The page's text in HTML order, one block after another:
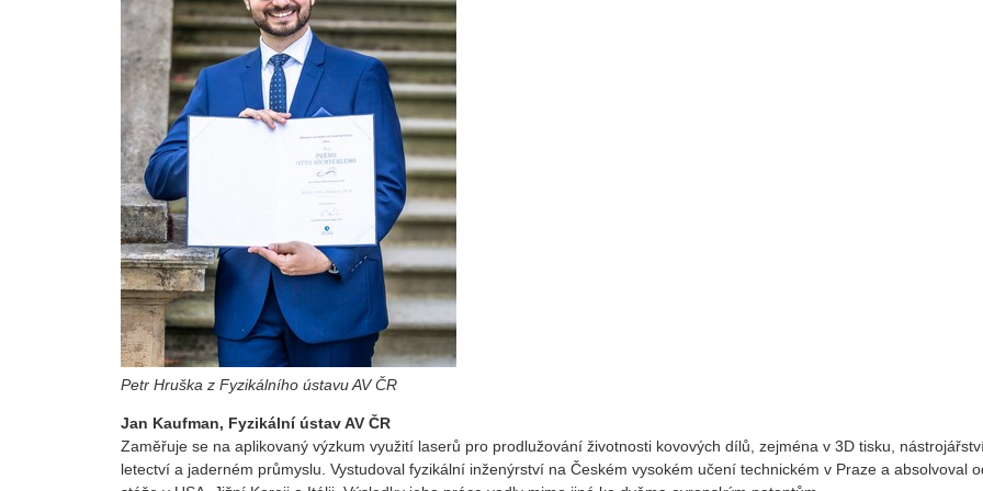
Petr Hruška z Fyzikálního ústavu AV ČR
Jan Kaufman, Fyzikální ústav AV ČR
Zaměřuje se na aplikovaný výzkum využití laserů pro prodlužování životnosti kovových dílů, zejména v 3D tisku,
letectví a jaderném průmyslu. Vystudoval fyzikální inženýrství na Českém vysokém učení technickém v Praze a absolvoval